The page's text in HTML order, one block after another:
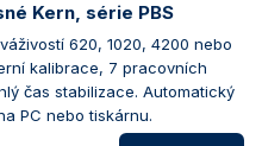
Kern, série PBS
620, 1020, 4200 nebo
kalibrace, 7 pracovních
čas stabilizace. Automatický
PC nebo tiskárnu.